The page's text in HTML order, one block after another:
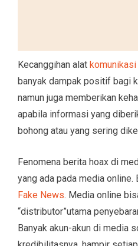
Kecanggihan alat komunikasi
banyak dampak positif bagi
namun juga memberikan
apabila informasi yang
bohong atau yang sering
Fenomena berita hoax di
yang ada pada media online.
Fake News. Media online
“distributor”utama
Banyak akun-akun di media